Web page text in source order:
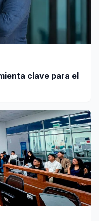
clave para el